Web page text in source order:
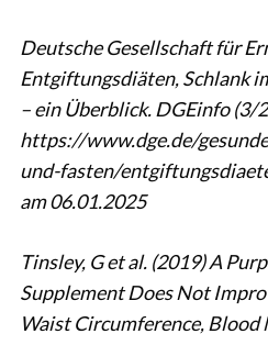
Deutsche Gesellschaft für
Entgiftungsdiäten, Schlank
– ein Überblick. DGEinfo (3/
https://www.dge.de/
und-fasten/
am 06.01.2025
Tinsley, G et al. (2019) A
Supplement Does Not
Waist Circumference, Blood